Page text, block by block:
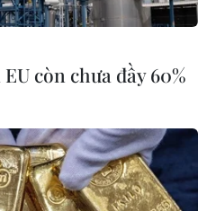
còn chưa đầy 60%